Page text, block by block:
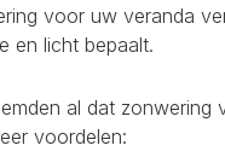
voor uw veranda
en licht bepaalt.
al dat zonwering
voordelen: